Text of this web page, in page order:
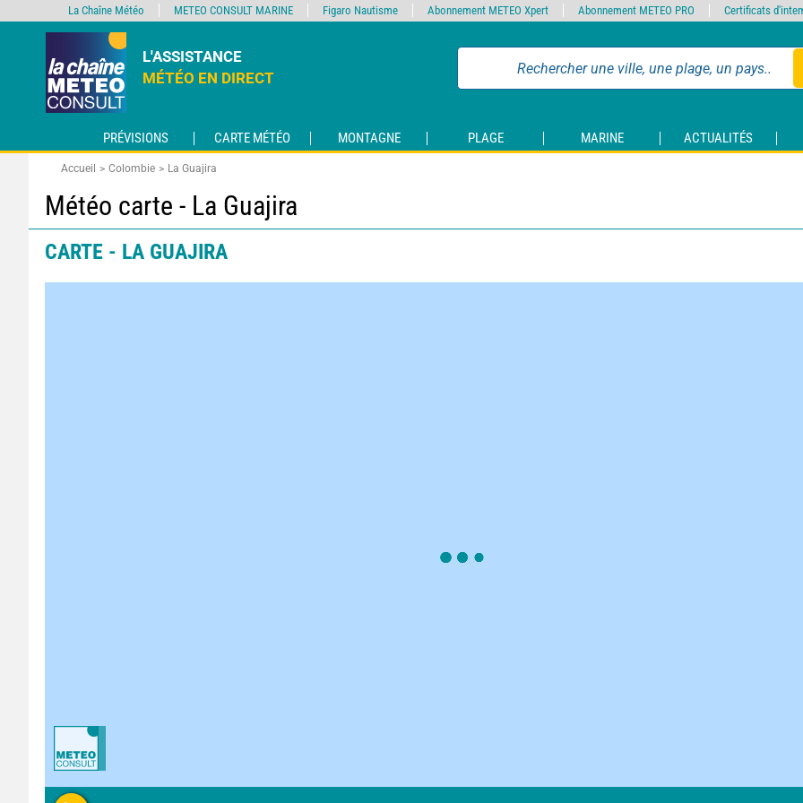
L'ASSISTANCE
MÉTÉO EN DIRECT
PRÉVISIONS CARTE MÉTÉO MONTAGNE PLAGE MARINE ACTUALITÉS
Accueil Colombie La Guajira
Météo carte - La Guajira
CARTE - LA GUAJIRA
La Chaîne Météo METEO CONSULT MARINE Figaro Nautisme Abonnement METEO Xpert Abonnement METEO PRO Certificats